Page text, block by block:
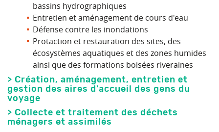
bassins hydrographiques
Entretien et aménagement de cours d'eau
Défense contre les inondations
Protaction et restauration des sites, des
écosystèmes aquatiques et des zones humides
ainsi que des formations boisées riveraines
> Création, aménagement, entretien et
gestion des aires d'accueil des gens du
voyage
> Collecte et traitement des déchets
ménagers et assimilés